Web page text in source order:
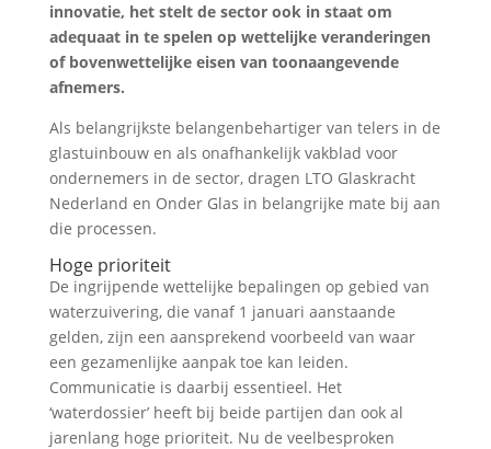
innovatie, het stelt de sector ook in staat om
adequaat in te spelen op wettelijke veranderingen
of bovenwettelijke eisen van toonaangevende
afnemers.
Als belangrijkste belangenbehartiger van telers in de
glastuinbouw en als onafhankelijk vakblad voor
ondernemers in de sector, dragen LTO Glaskracht
Nederland en Onder Glas in belangrijke mate bij aan
die processen.
Hoge prioriteit
De ingrijpende wettelijke bepalingen op gebied van
waterzuivering, die vanaf 1 januari aanstaande
gelden, zijn een aansprekend voorbeeld van waar
een gezamenlijke aanpak toe kan leiden.
Communicatie is daarbij essentieel. Het
‘waterdossier’ heeft bij beide partijen dan ook al
jarenlang hoge prioriteit. Nu de veelbesproken